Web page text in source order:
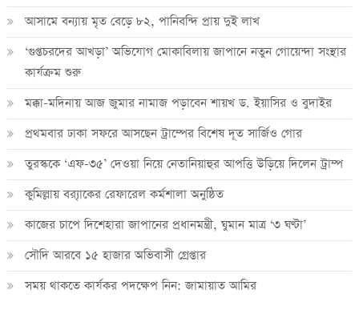
আসামে বন্যায় মৃত বেড়ে ৮২, পানিবন্দি প্রায় দুই লাখ
‘গুপ্তচরদের আখড়া’ অভিযোগ মোকাবিলায় জাপানে নতুন গোয়েন্দা সংস্থার
কার্যক্রম শুরু
মক্কা-মদিনায় আজ জুমার নামাজ পড়াবেন শায়খ ড. ইয়াসির ও বুদাইর
প্রথমবার ঢাকা সফরে আসছেন ট্রাম্পের বিশেষ দূত সার্জিও গোর
তুরস্ককে ‘এফ-৩৫’ দেওয়া নিয়ে নেতানিয়াহুর আপত্তি উড়িয়ে দিলেন ট্রাম্প
কুমিল্লায় ব্র‍্যাকের রেফারেল কর্মশালা অনুষ্ঠিত
কাজের চাপে দিশেহারা জাপানের প্রধানমন্ত্রী, ঘুমান মাত্র ‘৩ ঘণ্টা’
সৌদি আরবে ১৫ হাজার অভিবাসী গ্রেপ্তার
সময় থাকতে কার্যকর পদক্ষেপ নিন: জামায়াত আমির